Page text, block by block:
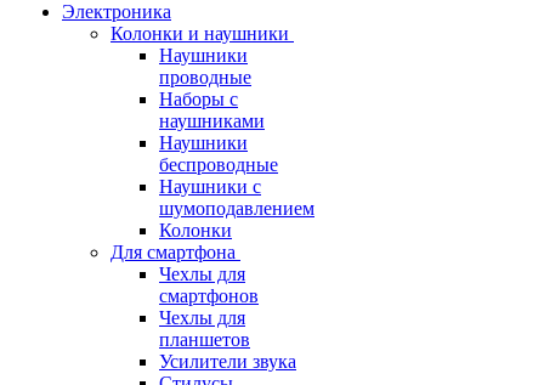
Электроника
Колонки и наушники
Наушники
проводные
Наборы с
наушниками
Наушники
беспроводные
Наушники с
шумоподавлением
Колонки
Для смартфона
Чехлы для
смартфонов
Чехлы для
планшетов
Усилители звука